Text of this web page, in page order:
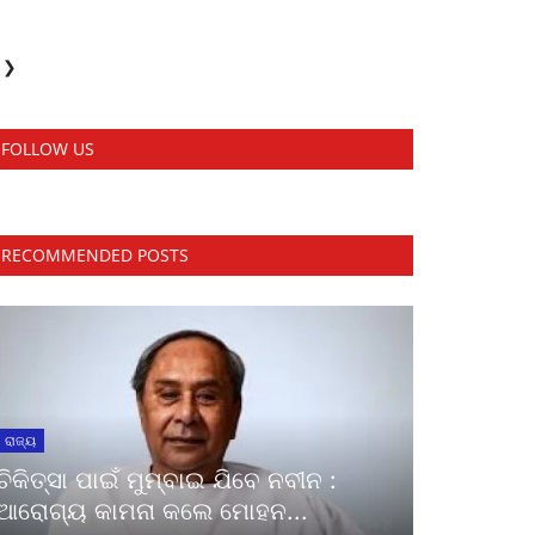
❯
FOLLOW US
RECOMMENDED POSTS
ରାଜ୍ୟ
ପାଇଁ ମୁମ୍ବାଇ ଯିବେ ନବୀନ :
କାମନା କଲେ ମୋହନ...